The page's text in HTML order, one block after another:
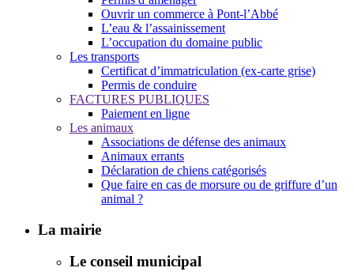
Ouvrir un commerce à Pont-l’Abbé
L’eau & l’assainissement
L’occupation du domaine public
Les transports
Certificat d’immatriculation (ex-carte grise)
Permis de conduire
FACTURES PUBLIQUES
Paiement en ligne
Les animaux
Associations de défense des animaux
Animaux errants
Déclaration de chiens catégorisés
Que faire en cas de morsure ou de griffure d’un
animal ?
La mairie
Le conseil municipal